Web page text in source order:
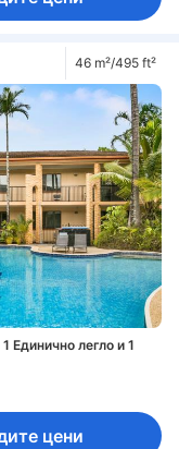
46 m²/495 ft²
1 Единично легло и 1
цени